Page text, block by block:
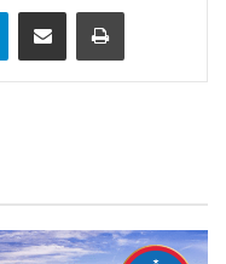
TelegramEnviar vía email Imprimir